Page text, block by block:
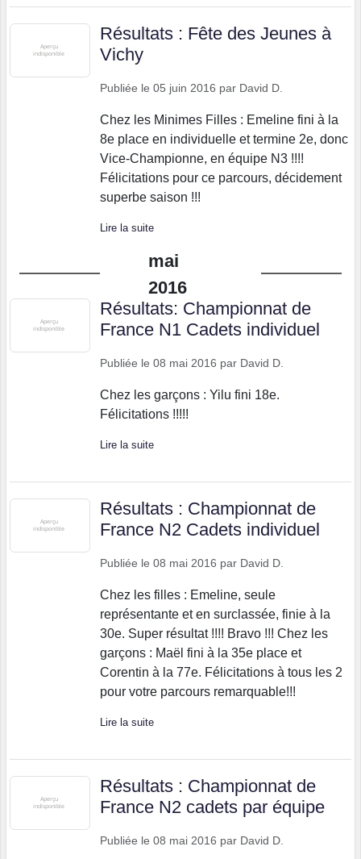
Résultats : Fête des Jeunes à
Vichy
Publiée le 05 juin 2016 par David D.
Chez les Minimes Filles : Emeline fini à la
8e place en individuelle et termine 2e, donc
Vice-Championne, en équipe N3 !!!!
Félicitations pour ce parcours, décidement
superbe saison !!!
Lire la suite
mai
2016
Résultats: Championnat de
France N1 Cadets individuel
Publiée le 08 mai 2016 par David D.
Chez les garçons : Yilu fini 18e.
Félicitations !!!!!
Lire la suite
Résultats : Championnat de
France N2 Cadets individuel
Publiée le 08 mai 2016 par David D.
Chez les filles : Emeline, seule
représentante et en surclassée, finie à la
30e. Super résultat !!!! Bravo !!! Chez les
garçons : Maël fini à la 35e place et
Corentin à la 77e. Félicitations à tous les 2
pour votre parcours remarquable!!!
Lire la suite
Résultats : Championnat de
France N2 cadets par équipe
Publiée le 08 mai 2016 par David D.